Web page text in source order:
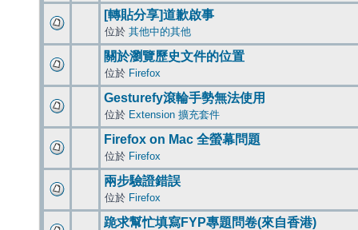
[轉貼分享]道歉啟事
位於 其他中的其他
關於瀏覽歷史文件的位置
位於 Firefox
Gesturefy滾輪手勢無法使用
位於 Extension 擴充套件
Firefox on Mac 全螢幕問題
位於 Firefox
兩步驗證錯誤
位於 Firefox
跪求幫忙填寫FYP專題問卷(來自香港)